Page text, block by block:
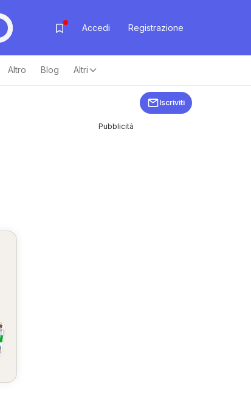
Accedi Registrazione
Altro Blog Altri
Iscriviti
Pubblicità